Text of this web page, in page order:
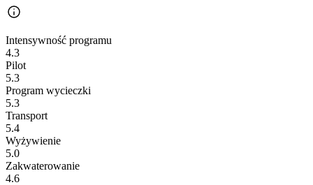
Intensywność programu
4.3
Pilot
5.3
Program wycieczki
5.3
Transport
5.4
Wyżywienie
5.0
Zakwaterowanie
4.6